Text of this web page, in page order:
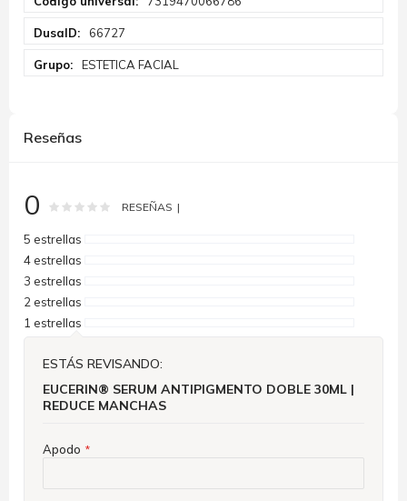
Información
66727
ESTETICA FACIAL
Reseñas
0 Rating: % of100
RESEÑAS
5 estrellas
4 estrellas
3 estrellas
2 estrellas
1 estrellas
ESTÁS REVISANDO:
EUCERIN® SERUM ANTIPIGMENTO DOBLE 30ML |
REDUCE MANCHAS
Apodo